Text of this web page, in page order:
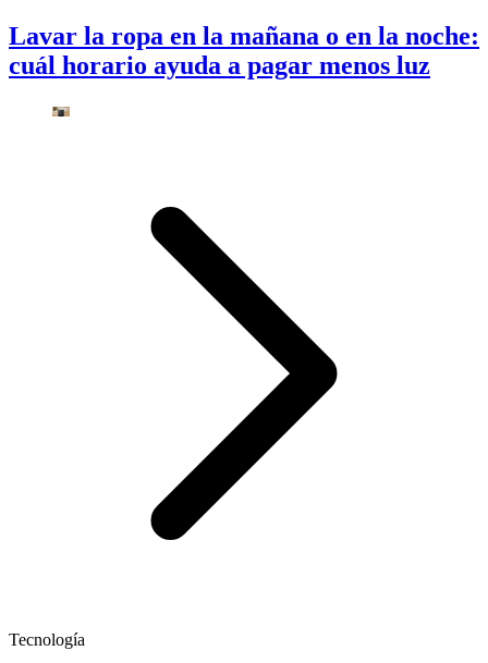
Lavar la ropa en la mañana o en la noche:
cuál horario ayuda a pagar menos luz
Tecnología